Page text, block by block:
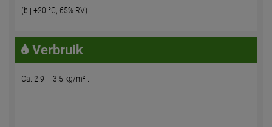
(bij +20 °C, 65% RV)
Verbruik
Ca. 2.9 – 3.5 kg/m² .